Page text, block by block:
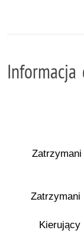
Informacja
Zatrzymani